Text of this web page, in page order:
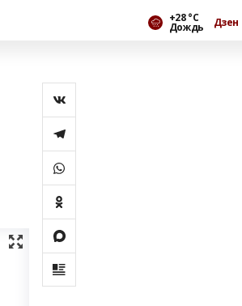
+28 °С
Дождь Дзен